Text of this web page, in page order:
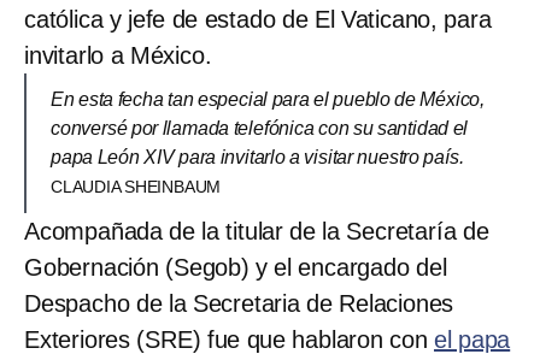
católica y jefe de estado de El Vaticano, para
invitarlo a México.
En esta fecha tan especial para el pueblo de México,
conversé por llamada telefónica con su santidad el
papa León XIV para invitarlo a visitar nuestro país.
CLAUDIA SHEINBAUM
Acompañada de la titular de la Secretaría de
Gobernación (Segob) y el encargado del
Despacho de la Secretaria de Relaciones
Exteriores (SRE) fue que hablaron con el papa